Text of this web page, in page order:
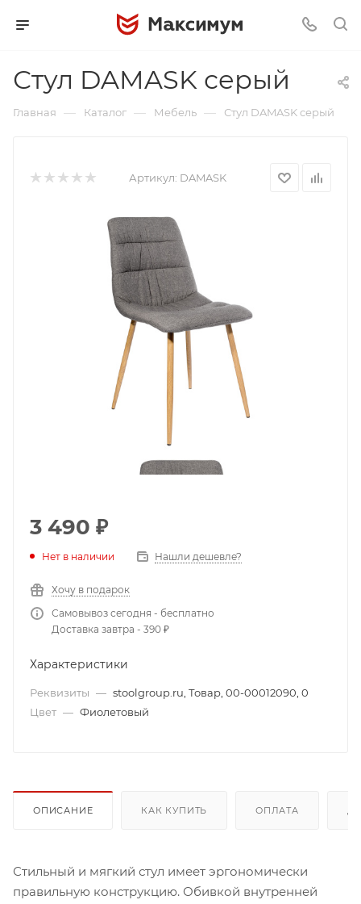
Стул DAMASK серый
Главная — Каталог — Мебель — Стул DAMASK серый
Артикул: DAMASK
3 490 ₽
Нет в наличии Нашли дешевле?
Хочу в подарок
Самовывоз сегодня - бесплатно
Доставка завтра - 390 ₽
Характеристики
Реквизиты — stoolgroup.ru, Товар, 00-00012090, 0
Цвет — Фиолетовый
ОПИСАНИЕ КАК КУПИТЬ ОПЛАТА
Стильный и мягкий стул имеет эргономически
правильную конструкцию. Обивкой внутренней